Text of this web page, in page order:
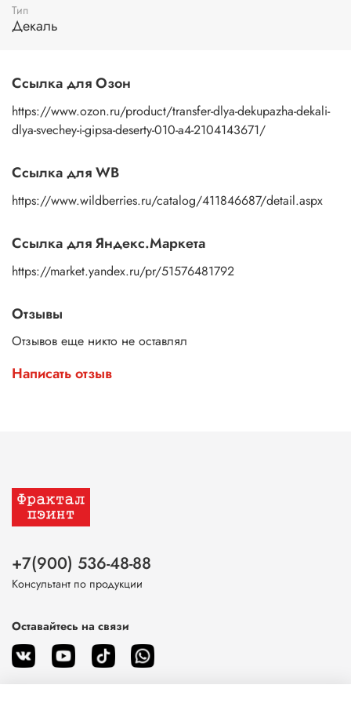
пальцами бумажную основу, сдвигаете ее на себя.
Рисунок остается на изделии. Сразу после нанесения
изображение любым покрывным лаком. Отлично
подойдет акриловый лак на водной основе, матовый,
глянцевый, полуглянцевый.
Тип
Декаль
Ссылка для Озон
https://www.ozon.ru/product/transfer-dlya-dekupazha-dekali-
dlya-svechey-i-gipsa-deserty-010-a4-2104143671/
Ссылка для WB
https://www.wildberries.ru/catalog/411846687/detail.aspx
Ссылка для Яндекс.Маркета
https://market.yandex.ru/pr/51576481792
Отзывы
Отзывов еще никто не оставлял
Написать отзыв
+7(900) 536-48-88
Консультант по продукции
Оставайтесь на связи